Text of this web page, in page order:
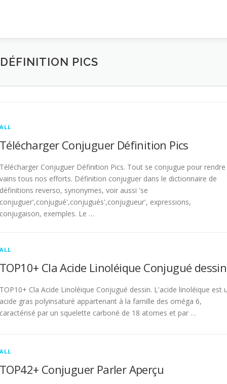
PICS
ALL
Télécharger Conjuguer Définition Pics
Télécharger Conjuguer Définition Pics. Tout se conjugue pour rendre
vains tous nos efforts. Définition conjuguer dans le dictionnaire de
définitions reverso, synonymes, voir aussi 'se
conjuguer',conjugué',conjugués',conjugueur', expressions,
conjugaison, exemples. Le …
ALL
TOP10+ Cla Acide Linoléique Conjugué dessin
TOP10+ Cla Acide Linoléique Conjugué dessin. L'acide linoléique est
acide gras polyinsaturé appartenant à la famille des oméga 6,
caractérisé par un squelette carboné de 18 atomes et par …
ALL
TOP42+ Conjuguer Parler Aperçu